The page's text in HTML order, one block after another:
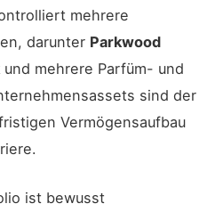
mehrere
darunter Parkwood
und mehrere Parfüm- und
sind der
Vermögensaufbau
ist bewusst